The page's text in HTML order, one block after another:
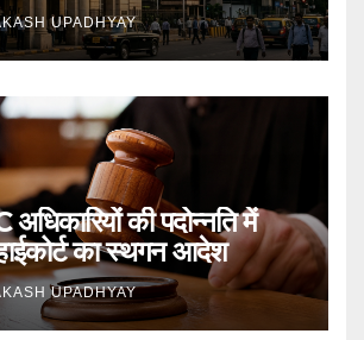
UPADHYAY
अधिकारियों की पदोन्नति में
का स्थगन आदेश
UPADHYAY